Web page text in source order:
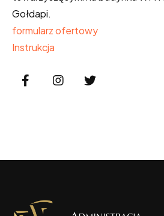
Gołdapi.
formularz ofertowy
Instrukcja